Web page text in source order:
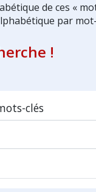
de ces «
par
!
clés